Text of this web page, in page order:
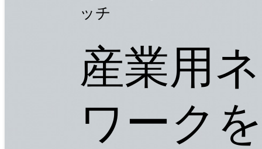
ッチ
産業用
ワーク